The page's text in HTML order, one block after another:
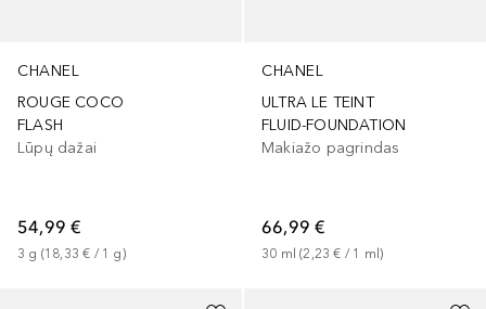
CHANEL
ROUGE COCO
FLASH
Lūpų dažai
54,99 €
3 g (18,33 € / 1 g)
CHANEL
ULTRA LE TEINT
FLUID-FOUNDATION
Makiažo pagrindas
66,99 €
30 ml (2,23 € / 1 ml)